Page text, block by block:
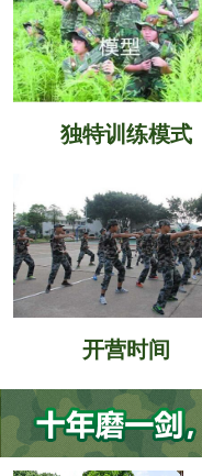
独特训练模式
开营时间